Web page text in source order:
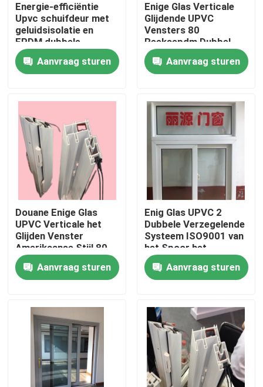
Huis
video's
Ongeveer ons
Fabrieksreis
Kwaliteitscontrole
Contacteer ons
Verzoek om een Citaat
UPVC-Deurprofielen
UPVC-Vensterprofielen
Energie-efficiëntie
Upvc schuifdeur met
geluidsisolatie en
EPDM dubbele
afdichting
Aanvraag sturen
Enige Glas Verticale
Glijdende UPVC
Vensters 80
Reeksepdm Dubbel
Verzegelend Systeem
Aanvraag sturen
Douane Enige Glas
UPVC Verticale het
Glijden Venster
Amerikaanse Stijl 80
Reeksen
Aanvraag sturen
Enig Glas UPVC 2
Dubbele Verzegelende
Systeem ISO9001 van
het Spoor het
Glijdende Venster
EPDMAanvraag sturen